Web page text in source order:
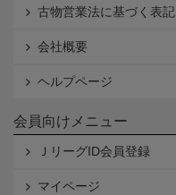
古物営業法に基づく表記
会社概要
ヘルプページ
会員向けメニュー
ＪリーグID会員登録
マイページ